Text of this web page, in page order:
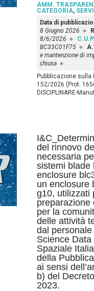
AMM.
CATEGORIA,
Data di
8 Giugno 2026
8/6/2026
BC33C01F75
e mantenzione di
chiusa
Pubblicazione sulla
152/2026 (Prot.
DISCIPLINARE-
del rinnovo
necessaria
sistemi blade
enclosure
un enclosure
g10, utilizzati
preparazione
per la
delle attività
dal
Science Data
Spaziale
della
ai sensi
b) del
2023.